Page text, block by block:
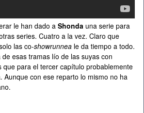
le han dado a Shonda una serie para
series. Cuatro a la vez. Claro que
las co-showrunnea le da tiempo a todo.
esas tramas lío de las suyas con
que para el tercer capítulo probablemente
Aunque con ese reparto lo mismo no ha